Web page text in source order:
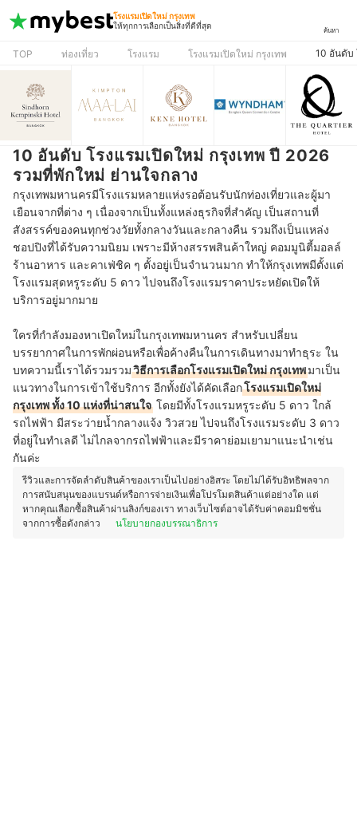
โรงแรมเปิดใหม่ กรุงเทพ
ให้ทุกการเลือกเป็นสิ่งที่ดีที่สุด
ค้นหา
TOP ท่องเที่ยว โรงแรม โรงแรมเปิดใหม่ กรุงเทพ 10 อันดับ
10 อันดับ โรงแรมเปิดใหม่ กรุงเทพ ปี 2026
รวมที่พักใหม่ ย่านใจกลาง
กรุงเทพมหานครมีโรงแรมหลายแห่งรอต้อนรับนักท่องเที่ยวและผู้มา
เยือนจากที่ต่าง ๆ เนื่องจากเป็นทั้งแหล่งธุรกิจที่สำคัญ เป็นสถานที่
สังสรรค์ของคนทุกช่วงวัยทั้งกลางวันและกลางคืน รวมถึงเป็นแหล่ง
ชอปปิงที่ได้รับความนิยม เพราะมีห้างสรรพสินค้าใหญ่ คอมมูนิตี้มอลล์
ร้านอาหาร และคาเฟ่ชิค ๆ ตั้งอยู่เป็นจำนวนมาก ทำให้กรุงเทพมีตั้งแต่
โรงแรมสุดหรูระดับ 5 ดาว ไปจนถึงโรงแรมราคาประหยัดเปิดให้
บริการอยู่มากมาย
ใครที่กำลังมองหาเปิดใหม่ในกรุงเทพมหานคร สำหรับเปลี่ยน
บรรยากาศในการพักผ่อนหรือเพื่อค้างคืนในการเดินทางมาทำธุระ ใน
บทความนี้เราได้รวมรวมวิธีการเลือกโรงแรมเปิดใหม่ กรุงเทพมาเป็น
แนวทางในการเข้าใช้บริการ อีกทั้งยังได้คัดเลือกโรงแรมเปิดใหม่
กรุงเทพ ทั้ง 10 แห่งที่น่าสนใจ โดยมีทั้งโรงแรมหรูระดับ 5 ดาว ใกล้
รถไฟฟ้า มีสระว่ายน้ำกลางแจ้ง วิวสวย ไปจนถึงโรงแรมระดับ 3 ดาว
ที่อยู่ในทำเลดี ไม่ไกลจากรถไฟฟ้าและมีราคาย่อมเยามาแนะนำเช่น
กันค่ะ
รีวิวและการจัดลำดับสินค้าของเราเป็นไปอย่างอิสระ โดยไม่ได้รับอิทธิพลจาก
การสนับสนุนของแบรนด์หรือการจ่ายเงินเพื่อโปรโมตสินค้าแต่อย่างใด แต่
หากคุณเลือกซื้อสินค้าผ่านลิงก์ของเรา ทางเว็บไซต์อาจได้รับค่าคอมมิชชั่น
จากการซื้อดังกล่าว
นโยบายกองบรรณาธิการ